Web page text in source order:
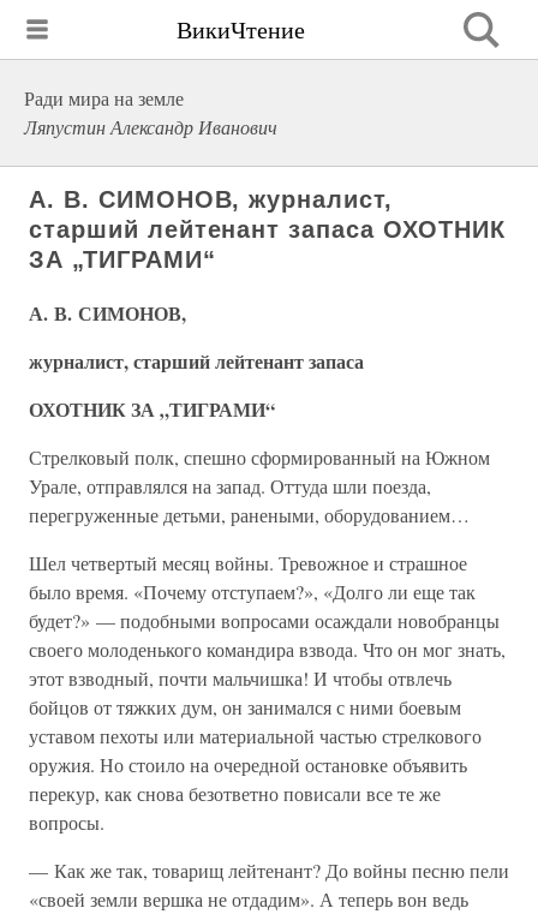
ВикиЧтение
Ради мира на земле
Ляпустин Александр Иванович
А. В. СИМОНОВ, журналист,
старший лейтенант запаса ОХОТНИК
ЗА „ТИГРАМИ“
А. В. СИМОНОВ,
журналист, старший лейтенант запаса
ОХОТНИК ЗА „ТИГРАМИ“
Стрелковый полк, спешно сформированный на Южном
Урале, отправлялся на запад. Оттуда шли поезда,
перегруженные детьми, ранеными, оборудованием…
Шел четвертый месяц войны. Тревожное и страшное
было время. «Почему отступаем?», «Долго ли еще так
будет?» — подобными вопросами осаждали новобранцы
своего молоденького командира взвода. Что он мог знать,
этот взводный, почти мальчишка! И чтобы отвлечь
бойцов от тяжких дум, он занимался с ними боевым
уставом пехоты или материальной частью стрелкового
оружия. Но стоило на очередной остановке объявить
перекур, как снова безответно повисали все те же
вопросы.
— Как же так, товарищ лейтенант? До войны песню пели
«своей земли вершка не отдадим». А теперь вон ведь